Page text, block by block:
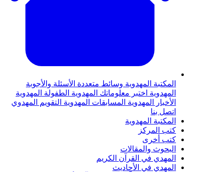
المهدويةوسائط متعددةالأسئلة والأجوبة
اختبر معلوماتك المهدويةالطفولة المهدوية
المهدويةالمسابقات المهدويةالتقويم المهدوي
المهدوية
والمقالات
في القرآن الكريم
في الأحاديث